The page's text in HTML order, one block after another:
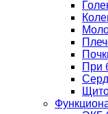
При